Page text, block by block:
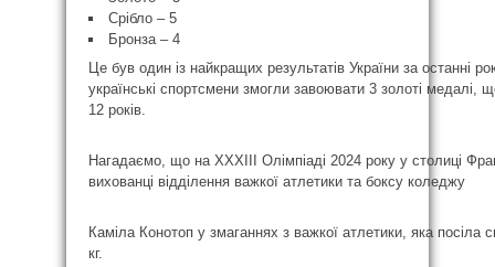
Срібло – 5
Бронза – 4
Це був один із найкращих результатів України за останні
українські спортсмени змогли завоювати 3 золоті медалі,
12 років.
Нагадаємо, що на XXXІІІ Олімпіаді 2024 року у столиці
вихованці відділення важкої атлетики та боксу коледжу
Каміла Конотоп у змаганнях з важкої атлетики, яка посіла
кг.